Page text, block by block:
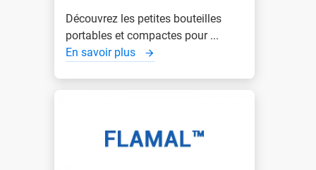
Découvrez les petites bouteilles
portables et compactes pour ...
En savoir plus